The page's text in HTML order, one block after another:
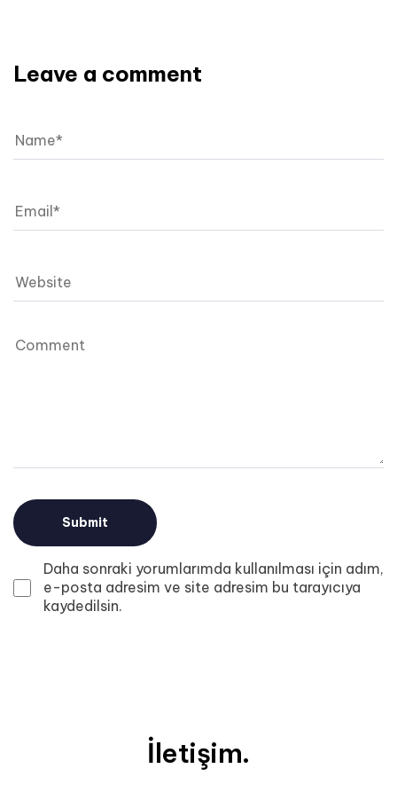
Leave a comment
Daha sonraki yorumlarımda kullanılması için adım,
e-posta adresim ve site adresim bu tarayıcıya
kaydedilsin.
İletişim.